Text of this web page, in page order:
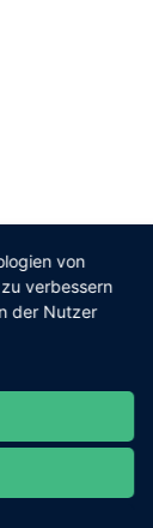
von
verbessern
der Nutzer